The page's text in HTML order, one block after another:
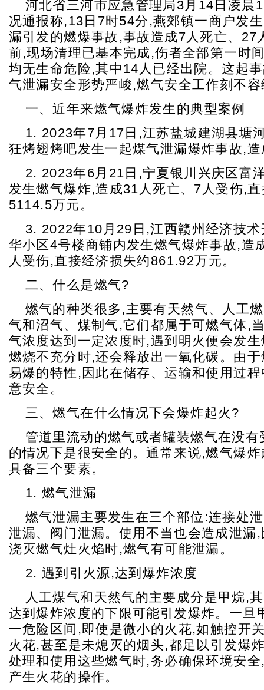
河北省三河市应急管理局3月14日凌晨
况通报称,13日7时54分,燕郊镇一商户发
漏引发的燃爆事故,事故造成7人死亡、27
前,现场清理已基本完成,伤者全部第一时
均无生命危险,其中14人已经出院。这起
气泄漏安全形势严峻,燃气安全工作刻不
一、近年来燃气爆炸发生的典型案例
1. 2023年7月17日,江苏盐城建湖县塘
狂烤翅烤吧发生一起煤气泄漏爆炸事故,
2. 2023年6月21日,宁夏银川兴庆区富
发生燃气爆炸,造成31人死亡、7人受伤,
5114.5万元。
3. 2022年10月29日,江西赣州经济技
华小区4号楼商铺内发生燃气爆炸事故,造
人受伤,直接经济损失约861.92万元。
二、什么是燃气?
燃气的种类很多,主要有天然气、人工
气和沼气、煤制气,它们都属于可燃气体,
气浓度达到一定浓度时,遇到明火便会发
燃烧不充分时,还会释放出一氧化碳。由
易爆的特性,因此在储存、运输和使用过
意安全。
三、燃气在什么情况下会爆炸起火?
管道里流动的燃气或者罐装燃气在没有
的情况下是很安全的。通常来说,燃气爆
具备三个要素。
1. 燃气泄漏
燃气泄漏主要发生在三个部位:连接处
泄漏、阀门泄漏。使用不当也会造成泄漏
浇灭燃气灶火焰时,燃气有可能泄漏。
2. 遇到引火源,达到爆炸浓度
人工煤气和天然气的主要成分是甲烷,
达到爆炸浓度的下限可能引发爆炸。一旦
一危险区间,即使是微小的火花,如触控开
火花,甚至是未熄灭的烟头,都足以引发爆
处理和使用这些燃气时,务必确保环境安
产生火花的操作。